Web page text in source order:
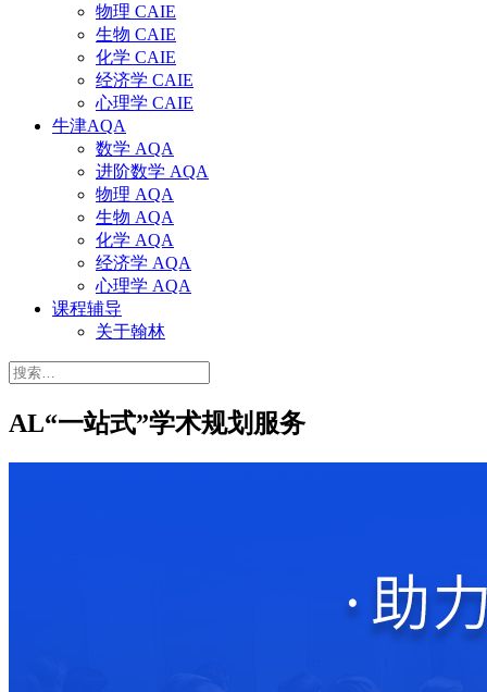
物理 CAIE
生物 CAIE
化学 CAIE
经济学 CAIE
心理学 CAIE
牛津AQA
数学 AQA
进阶数学 AQA
物理 AQA
生物 AQA
化学 AQA
经济学 AQA
心理学 AQA
课程辅导
关于翰林
搜
AL“一站式”学术规划服务